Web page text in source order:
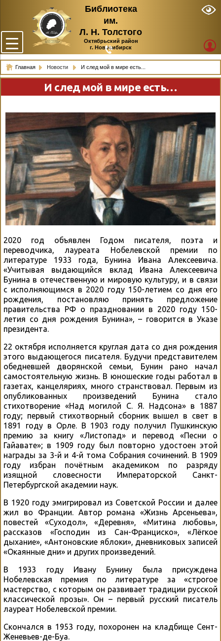
Библиотека
им.
Л. Н. Толстого
Октябрьский район
г. Новосибирск
Главная Новости И след мой в мире есть...
И след мой в мире есть…
2020 год объявлен Годом писателя, поэта и
переводчика, лауреата Нобелевской премии по
литературе 1933 года, Бунина Ивана Алексеевича.
«Учитывая выдающийся вклад Ивана Алексеевича
Бунина в отечественную и мировую культуру, и в связи
с исполняющимся в 2020 году 150-летием со дня его
рождения, постановляю принять предложение
правительства РФ о праздновании в 2020 году 150-
летия со дня рождения Бунина», – говорится в Указе
президента.
22 октября исполняется круглая дата со дня рождения
этого выдающегося писателя. Будучи представителем
обедневшей дворянской семьи, Бунин рано начал
самостоятельную жизнь. В юношеские годы работал в
газетах, канцеляриях, много странствовал. Первым из
опубликованных произведений Бунина стало
стихотворение «Над могилой С. Я. Надсона» в 1887
году; первый стихотворный сборник вышел в свет в
1891 году в Орле. В 1903 году получил Пушкинскую
премию за книгу «Листопад» и перевод «Песни о
Гайавате»; в 1909 году был повторно удостоен этой
награды за 3-й и 4-й тома Собрания сочинений. В 1909
году избран почётным академиком по разряду
изящной словесности Императорской Санкт-
Петербургской академии наук.
В 1920 году эмигрировал из Советской России и далее
жил во Франции. Автор романа «Жизнь Арсеньева»,
повестей «Суходол», «Деревня», «Митина любовь»,
рассказов «Господин из Сан-Франциско», «Лёгкое
дыхание», «Антоновские яблоки», дневниковых записей
«Окаянные дни» и других произведений.
В 1933 году Ивану Бунину была присуждена
Нобелевская премия по литературе за «строгое
мастерство, с которым он развивает традиции русской
классической прозы». Он – первый русский писатель
лауреат Нобелевской премии.
Скончался в 1953 году, похоронен на кладбище Сент-
Женевьев-де-Буа.